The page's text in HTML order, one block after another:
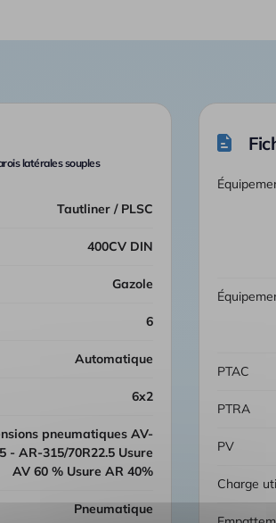
latérales souples
Tautliner / PLSC
400CV DIN
Gazole
6
automatique
6x2
- AR-315/70R22.5 Usure
AV 60 % Usure AR 40%
Pneumatique
PTAC
PTRA
PV
Charge